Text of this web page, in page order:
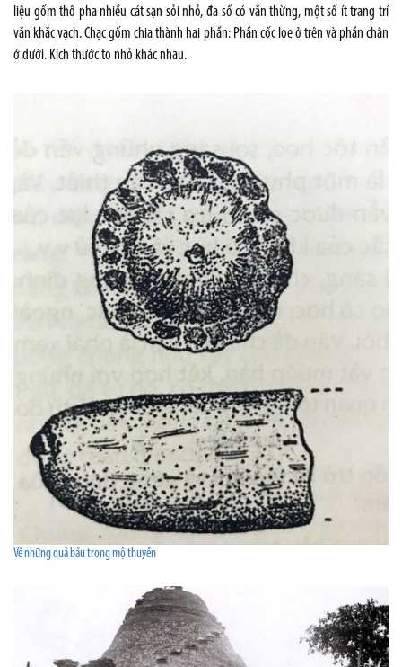
liệu gốm thô pha nhiều cát sạn sỏi nhỏ, đa số có văn thừng, một số ít trang trí
văn khắc vạch. Chạc gốm chia thành hai phần: Phần cốc loe ở trên và phần chân
ở dưới. Kích thước to nhỏ khác nhau.
Về những quả bầu trong mộ thuyền